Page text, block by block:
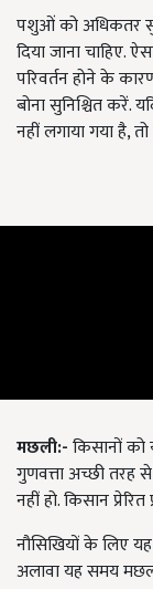
पशुओं को अधिकतर
दिया जाना चाहिए.
परिवर्तन होने के
बोना सुनिश्चित
नहीं लगाया गया है,
मछली:-किसानों को
गुणवत्ता अच्छी तरह
नहीं हो. किसान
नौसिखियों के लिए
अलावा यह समय